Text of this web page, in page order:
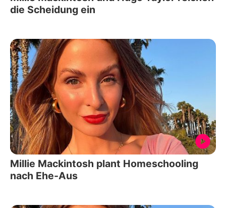
die Scheidung ein
Millie Mackintosh plant Homeschooling
nach Ehe-Aus